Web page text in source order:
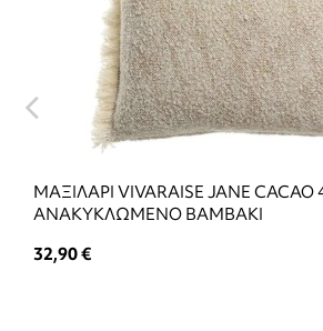
ΜΑΞΙΛΑΡΙ VIVARAISE JANE CACAO
ΑΝΑΚΥΚΛΩΜΕΝΟ ΒΑΜΒΑΚΙ
32,90 €